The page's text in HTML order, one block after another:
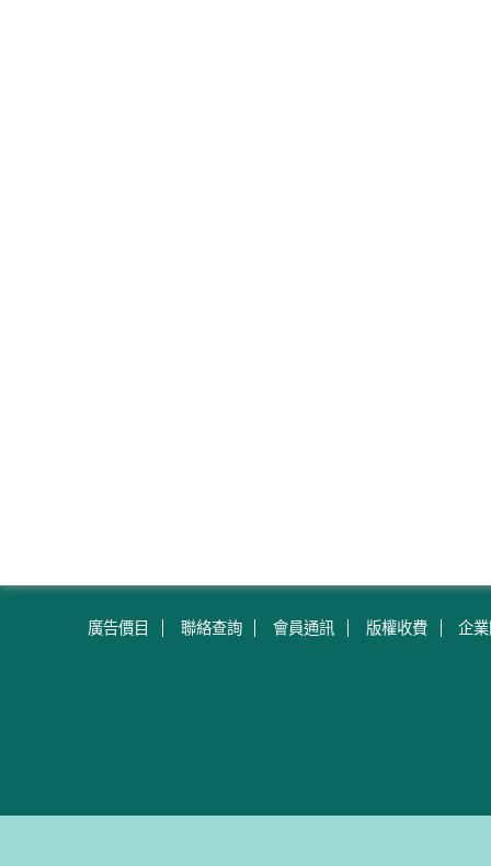
廣告價目 聯絡查詢 會員通訊 版權收費 企